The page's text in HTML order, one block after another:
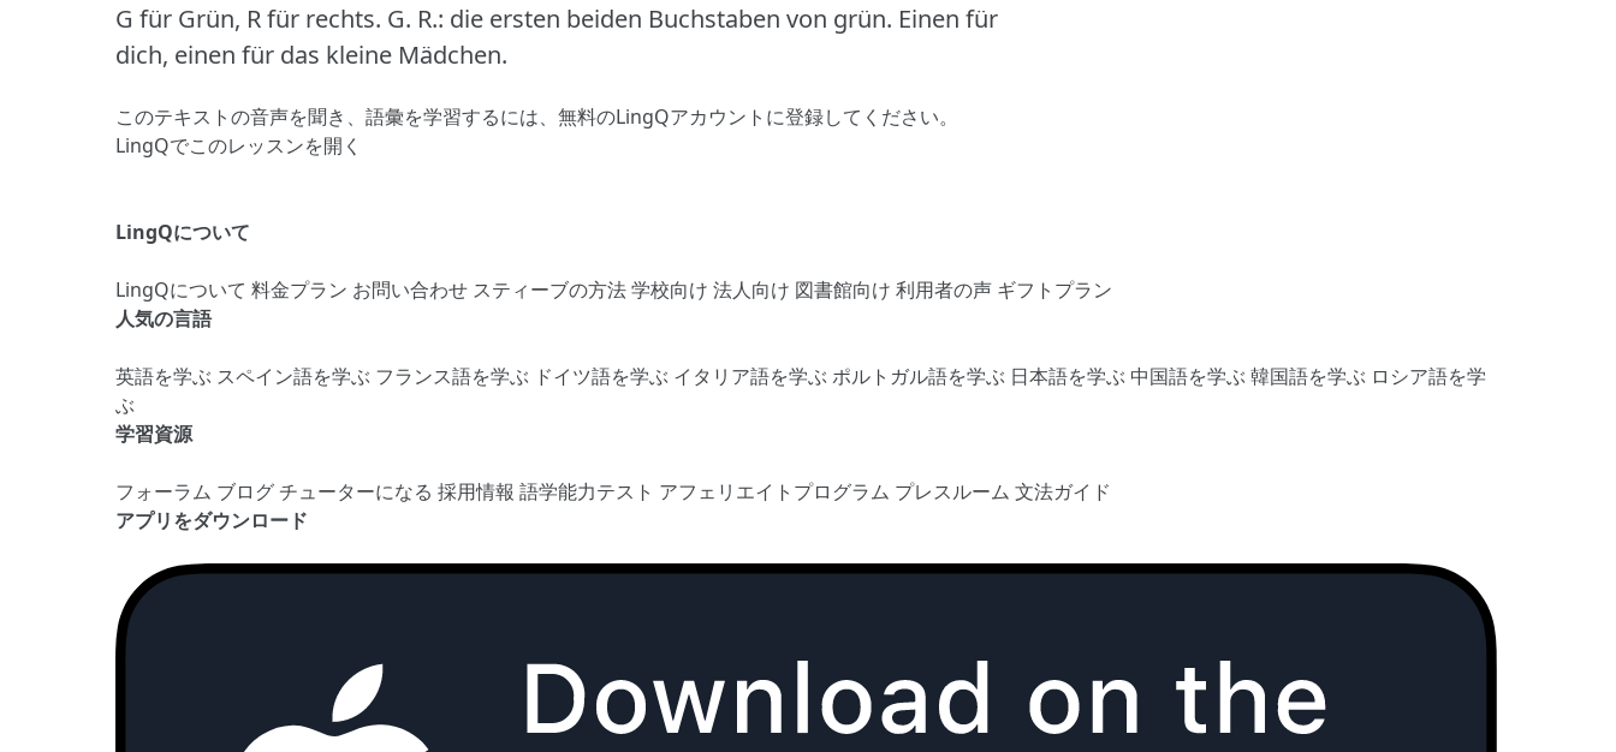
G für Grün, R für rechts. G. R.: die ersten beiden Buchstaben von grün. Einen für
dich, einen für das kleine Mädchen.
このテキストの音声を聞き、語彙を学習するには、 無料のLingQアカウントに登録してください。
LingQでこのレッスンを開く
LingQについて
LingQについて 料金プラン お問い合わせ スティーブの方法学校向け 法人向け 図書館向け 利用者の声 ギフトプラン
人気の言語
英語を学ぶ スペイン語を学ぶ フランス語を学ぶ ドイツ語を学ぶ イタリア語を学ぶ ポルトガル語を学ぶ 日本語を学ぶ 中国語を学ぶ 韓国語を学ぶ ロシア語を学
ぶ
学習資源
フォーラム ブログチューターになる 採用情報 語学能力テスト アフェリエイトプログラム プレスルーム 文法ガイド
アプリをダウンロード